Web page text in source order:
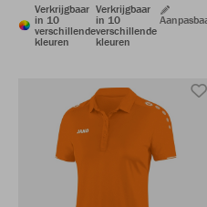
Verkrijgbaar
in 10
verschillende
kleuren
Verkrijgbaar
in 10
verschillende
kleuren